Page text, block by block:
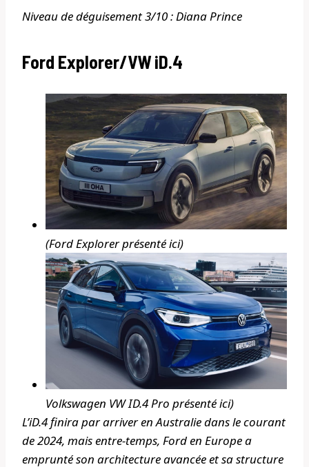
Niveau de déguisement 3/10 : Diana Prince
Ford Explorer/VW iD.4
(Ford Explorer présenté ici)
Volkswagen VW ID.4 Pro présenté ici)
L’iD.4 finira par arriver en Australie dans le courant
de 2024, mais entre-temps, Ford en Europe a
emprunté son architecture avancée et sa structure